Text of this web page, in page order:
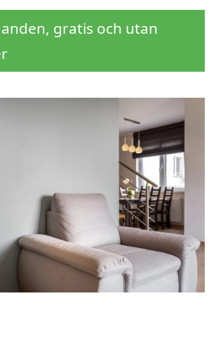
gratis och utan